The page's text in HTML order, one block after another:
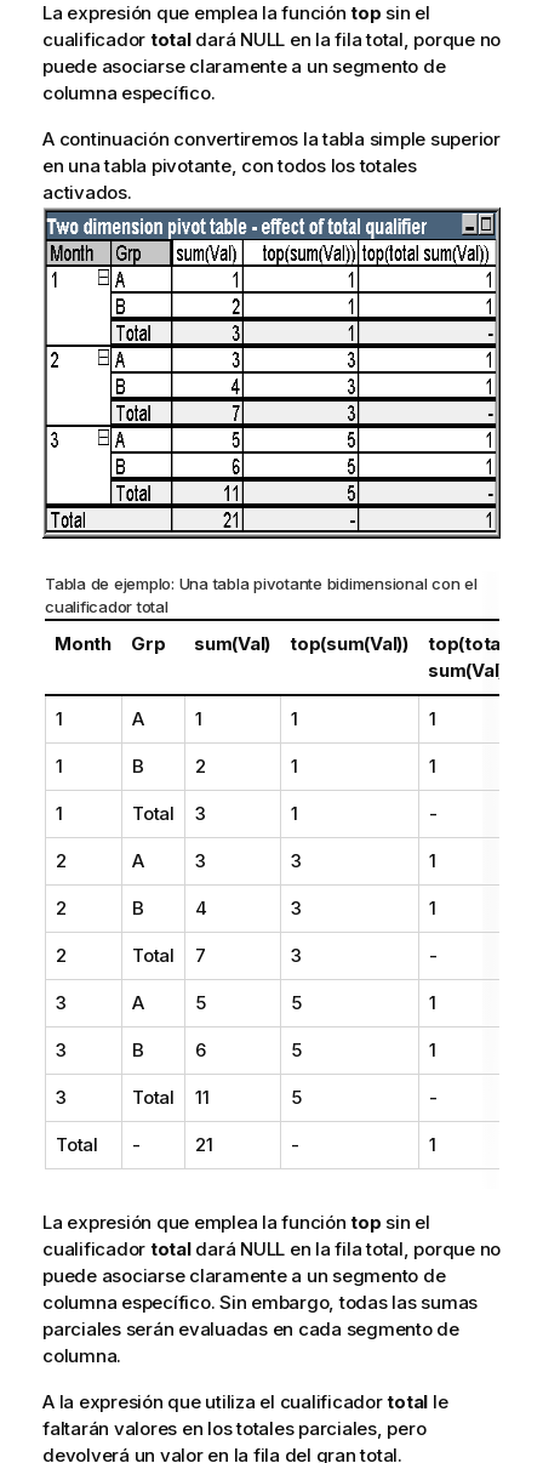
La expresión que emplea la funcióntop sin el
cualificador totaldará NULL en la fila total, porque no
puede asociarse claramente a un segmento de
columna específico.
A continuación convertiremos la tabla simple superior
en una tabla pivotante, con todos los totales
activados.
Tabla de ejemplo: Una tabla pivotante bidimensional con el
cualificadortotal
Month Grp sum(Val) top(sum(Val))
top(total
sum(Val))
1 A 1 1 1
1 B 2 1 1
1 Total 3 1 -
2 A 3 3 1
2 B 4 3 1
2 Total 7 3 -
3 A 5 5 1
3 B 6 5 1
3 Total 11 5 -
Total - 21 - 1
La expresión que emplea la funcióntop sin el
cualificador totaldará NULL en la fila total, porque no
puede asociarse claramente a un segmento de
columna específico. Sin embargo, todas las sumas
parciales serán evaluadas en cada segmento de
columna.
A la expresión que utiliza el cualificadortotal le
faltarán valores en los totales parciales, pero
devolverá un valor en la fila del gran total.